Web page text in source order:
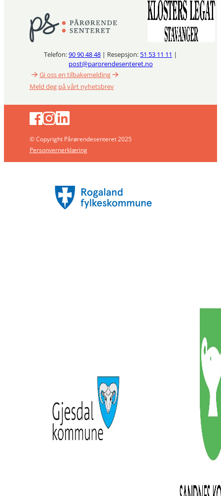
Telefon:90 90 48 48 | Resepsjon: 51 53 11 11 |
post@parorendesenteret.no
Gi oss en tilbakemelding
Meld deg på vårt nyhetsbrev
© Copyright Pårørendesenteret 2025
Personvernerklæring